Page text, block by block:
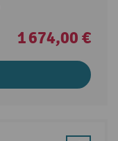
1 674,00 €